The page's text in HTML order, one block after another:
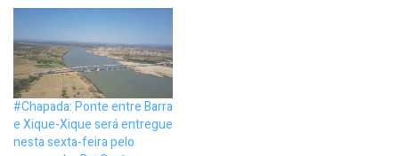
#Chapada: Ponte entre Barra
e Xique-Xique será entregue
nesta sexta-feira pelo